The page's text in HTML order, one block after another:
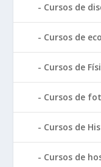
Cursos de
Cursos de
Cursos de
Cursos de
Cursos de
Cursos de